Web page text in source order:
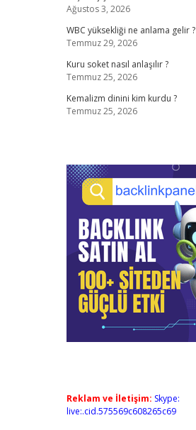
Ağustos 3, 2026
WBC yüksekliği ne anlama gelir ?
Temmuz 29, 2026
Kuru soket nasıl anlaşılır ?
Temmuz 25, 2026
Kemalizm dinini kim kurdu ?
Temmuz 25, 2026
Reklam ve İletişim: Skype:
live:.cid.575569c608265c69